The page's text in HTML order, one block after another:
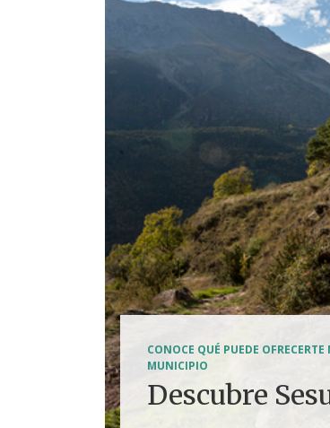
CONOCE QUÉ PUEDE OFRECERTE
MUNICIPIO
Descubre
Tierra de
aventuras